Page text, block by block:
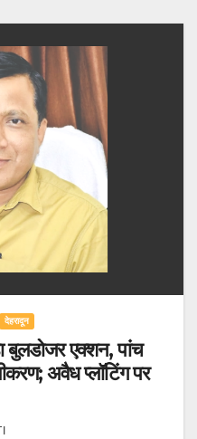
देहरादून
बुलडोजर एक्शन, पांच
अवैध प्लॉटिंग पर